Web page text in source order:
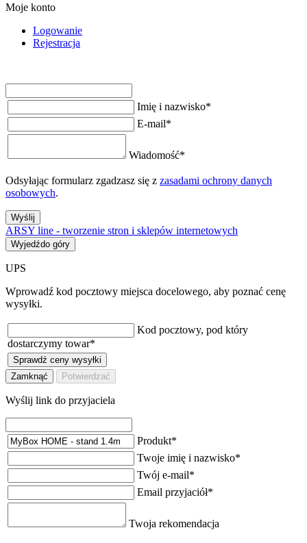
Moje konto
Logowanie
Rejestracja
Imię i nazwisko*
E-mail*
Wiadomość*
Odsyłając formularz zgadzasz się z zasadami ochrony danych
osobowych.
Wyślij
ARSY line - tworzenie stron i sklepów internetowych
Wyjedźdo góry
UPS
Wprowadź kod pocztowy miejsca docelowego, aby poznać cenę
wysyłki.
Kod pocztowy, pod który
dostarczymy towar*
Sprawdź ceny wysyłki
Zamknąć
Potwierdzać
Wyślij link do przyjaciela
Produkt*
Twoje imię i nazwisko*
Twój e-mail*
Email przyjaciół*
Twoja rekomendacja